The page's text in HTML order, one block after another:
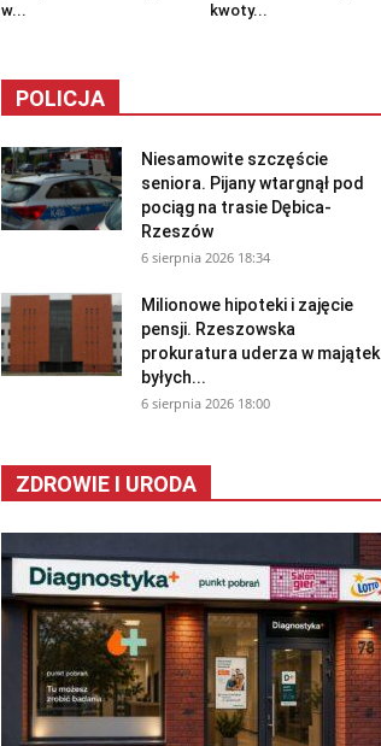
w...
kwoty...
POLICJA
Niesamowite szczęście
seniora. Pijany wtargnął pod
pociąg na trasie Dębica-
Rzeszów
6 sierpnia 2026 18:34
Milionowe hipoteki i zajęcie
pensji. Rzeszowska
prokuratura uderza w majątek
byłych...
6 sierpnia 2026 18:00
ZDROWIE I URODA